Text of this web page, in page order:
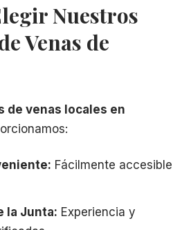
Nuestros
Venas de
de venas locales en
Fácilmente accesible
la Junta: Experiencia y